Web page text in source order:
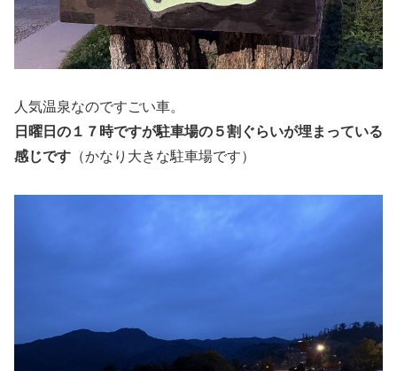
人気温泉なのですごい車。
日曜日の１７時ですが駐車場の５割ぐらいが埋まっている
感じです （かなり大きな駐車場です）